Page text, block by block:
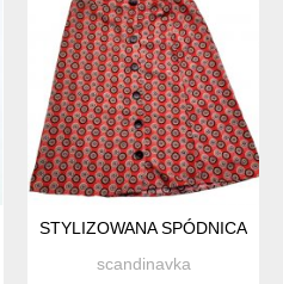
DZIANINKA 8 / 36
STYLIZOWANA SPÓDNICA
scandinavka